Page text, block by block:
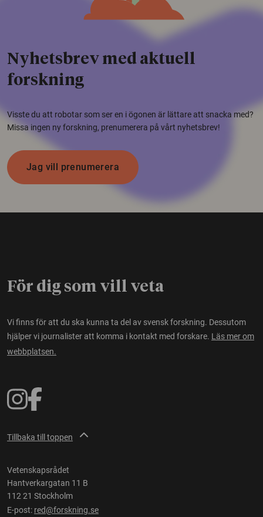
Nyhetsbrev med aktuell
forskning
Visste du att robotar som ser en i ögonen är lättare att snacka med?
Missa ingen ny forskning, prenumerera på vårt nyhetsbrev!
Jag vill prenumerera
För dig som vill veta
Vi finns för att du ska kunna ta del av svensk forskning. Dessutom
hjälper vi journalister att komma i kontakt med forskare. Läs mer om
webbplatsen.
Tillbaka till toppen
Vetenskapsrådet
Hantverkargatan 11 B
112 21 Stockholm
E-post: red@forskning.se